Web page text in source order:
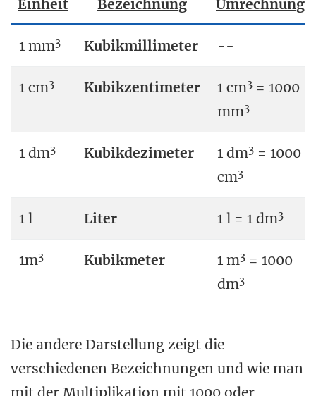
Einheit Bezeichnung Umrechnung
1 mm3 Kubikmillimeter --
1 cm3 Kubikzentimeter 1 cm3 = 1000
mm3
1 dm3 Kubikdezimeter 1 dm3 = 1000
cm3
1 l Liter 1 l = 1 dm3
1m3 Kubikmeter 1 m3 = 1000
dm3
Die andere Darstellung zeigt die
verschiedenen Bezeichnungen und wie man
mit der Multiplikation mit 1000 oder